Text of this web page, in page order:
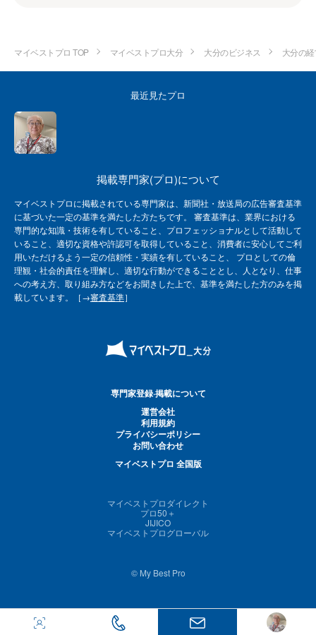
マイベストプロ TOP マイベストプロ大分 大分のビジネス 大分の
最近見たプロ
掲載専門家(プロ)について
マイベストプロに掲載されている専門家は、新聞社・放送局の広告審査基準
に基づいた一定の基準を満たした方たちです。 審査基準は、業界における
専門的な知識・技術を有していること、プロフェッショナルとして活動して
いること、適切な資格や許認可を取得していること、消費者に安心してご利
用いただけるよう一定の信頼性・実績を有していること、 プロとしての倫
理観・社会的責任を理解し、適切な行動ができることとし、人となり、仕事
への考え方、取り組み方などをお聞きした上で、基準を満たした方のみを掲
載しています。［→審査基準］
専門家登録·掲載について
運営会社
利用規約
プライバシーポリシー
お問い合わせ
マイベストプロ 全国版
マイベストプロダイレクト
プロ50＋
JIJICO
マイベストプログローバル
© My Best Pro